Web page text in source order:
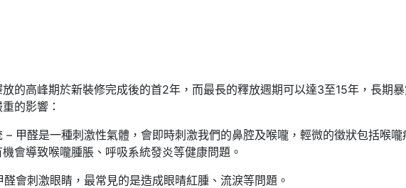
放的高峰期於新裝修完成後的首2年，而最長的釋放週期可以達3至15年，長期
的影響：
– 甲醛是一種刺激性氣體，會即時刺激我們的鼻腔及喉嚨，輕微的徵狀包括喉
機會導致喉嚨腫脹、呼吸系統發炎等健康問題。
醛會刺激眼睛，最常見的是造成眼晴紅腫、流淚等問題。